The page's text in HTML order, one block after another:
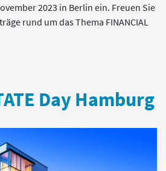
2023 in Berlin ein. Freuen Sie
rund um das Thema FINANCIAL
Day Hamburg